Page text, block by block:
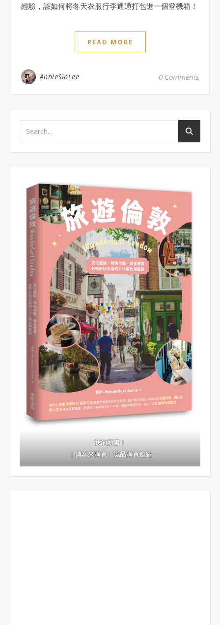
經驗，該如何將冬天衣服行李通通打包進一個登機箱！
READ MORE
AnnieSinLee 0 Comments
我的新書！
｜博客來購買｜誠品購買連結